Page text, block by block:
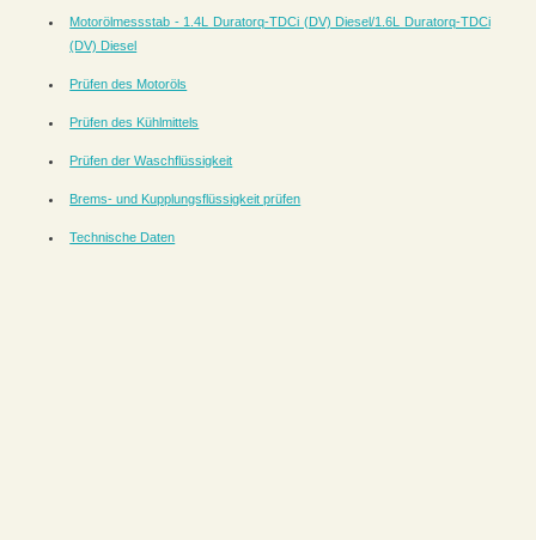
Motorölmessstab - 1.4L Duratorq-TDCi (DV) Diesel/1.6L Duratorq-TDCi
(DV) Diesel
Prüfen des Motoröls
Prüfen des Kühlmittels
Prüfen der Waschflüssigkeit
Brems- und Kupplungsflüssigkeit prüfen
Technische Daten